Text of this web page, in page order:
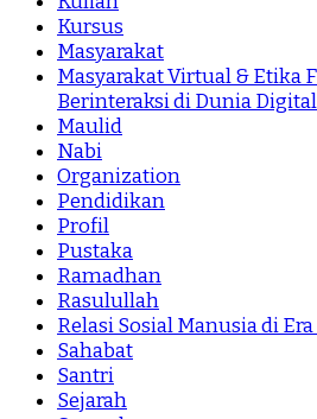
Kursus
Masyarakat
Masyarakat Virtual & Etika
Berinteraksi di Dunia
Maulid
Nabi
Organization
Pendidikan
Profil
Pustaka
Ramadhan
Rasulullah
Relasi Sosial Manusia di
Sahabat
Santri
Sejarah